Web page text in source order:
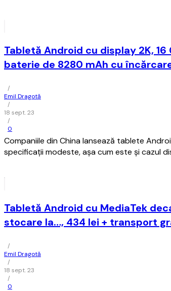
Tabletă Android cu display 2K, 16
baterie de 8280 mAh cu
/
Emil Dragotă
/
18 sept. 23
/
0
Companiile din China lansează tablete
specificații modeste, așa cum este și cazul
Tabletă Android cu MediaTek
stocare la…, 434 lei + transport
/
Emil Dragotă
/
18 sept. 23
/
0